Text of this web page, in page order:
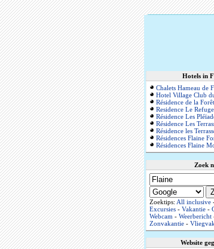
Hotels in
Chalets Hameau de
Hotel Village Club
Résidence de la Forêt
Residence Le
Résidence Les
Résidence Les
Résidence les
Résidences Flaine
Résidences Flaine
Zoek
Zoektips: All inclusive
Excursies- Vakantie-
Webcam- Weerbericht
Zonvakantie-
Website